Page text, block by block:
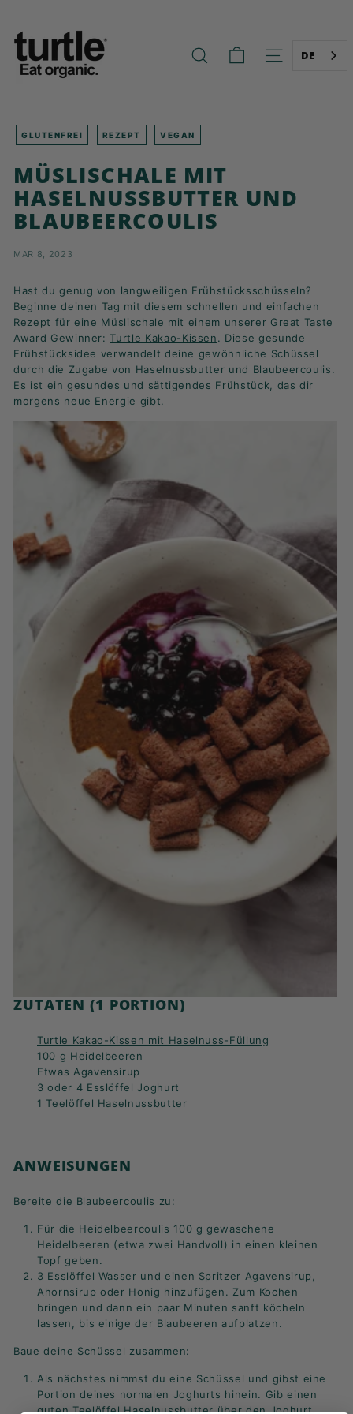
springen
U
R
T
E
-
E
T
T
R
B
R
E
A
K
F
A
T!
SUCHE DE
GLUTENFREI REZEPT VEGAN
MÜSLISCHALE MIT
HASELNUSSBUTTER UND
BLAUBEERCOULIS
MAR 8, 2023
Hast du genug von langweiligen Frühstücksschüsseln?
Beginne deinen Tag mit diesem schnellen und einfachen
Rezept für eine Müslischale mit einem unserer Great Taste
Award Gewinner: Turtle Kakao-Kissen. Diese gesunde
Frühstücksidee verwandelt deine gewöhnliche Schüssel
durch die Zugabe von Haselnussbutter und Blaubeercoulis.
Es ist ein gesundes und sättigendes Frühstück, das dir
morgens neue Energie gibt.
ZUTATEN (1 PORTION)
Turtle Kakao-Kissen mit Haselnuss-Füllung
100 g Heidelbeeren
Etwas Agavensirup
3 oder 4 Esslöffel Joghurt
1 Teelöffel Haselnussbutter
ANWEISUNGEN
Bereite die Blaubeercoulis zu:
Für die Heidelbeercoulis 100 g gewaschene
Heidelbeeren (etwa zwei Handvoll) in einen kleinen
Topf geben.
3 Esslöffel Wasser und einen Spritzer Agavensirup,
Ahornsirup oder Honig hinzufügen. Zum Kochen
bringen und dann ein paar Minuten sanft köcheln
lassen, bis einige der Blaubeeren aufplatzen.
Baue deine Schüssel zusammen:
Als nächstes nimmst du eine Schüssel und gibst eine
Portion deines normalen Joghurts hinein. Gib einen
guten Teelöffel Haselnussbutter über den Joghurt.